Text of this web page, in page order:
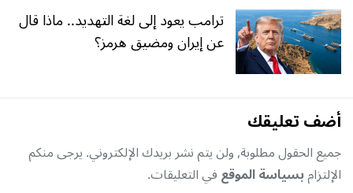
ترامب يعود إلى لغة التهديد.. ماذا قال
عن إيران ومضيق هرمز؟
أضف تعليقك
جميع الحقول مطلوبة, ولن يتم نشر بريدك الإلكتروني. يرجى منكم
الإلتزامبسياسة الموقعفي التعليقات.